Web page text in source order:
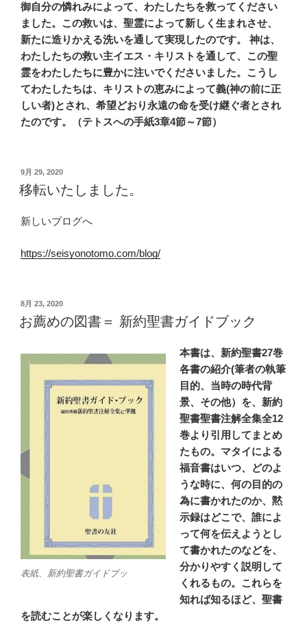
御自分の憐れみによって、わたしたちを救ってください
ました。この救いは、聖霊によって新しく生まれさせ、
新たに造りかえる洗いを通して実現したのです。 神は、
わたしたちの救い主イエス・キリストを通して、この聖
霊をわたしたちに豊かに注いでくださいました。こうし
てわたしたちは、キリストの恵みによって義(神の前に正
しい者)とされ、希望どおり永遠の命を受け継ぐ者とされ
たのです。（テトスへの手紙3章4節～7節）
投
稿
日:
9月 29, 2020
移転いたしました。
新しいブログへ
https://seisyonotomo.com/blog/
投
稿
日:
8月 23, 2020
お薦めの図書＝ 新約聖書ガイドブック
表紙、新約聖書ガイドブッ
本書は、新約聖書27巻
各書の紹介(筆者の執筆
目的、当時の時代背
景、その他）を、新約
聖書聖書注解全集全12
巻より引用してまとめ
たもの。マタイによる
福音書はいつ、どのよ
うな時に、何の目的の
為に書かれたのか、黙
示録はどこで、誰によ
って何を伝えようとし
て書かれたのなどを、
分かりやすく説明して
くれるもの。これらを
知れば知るほど、聖書
を読むことが楽しくなります。